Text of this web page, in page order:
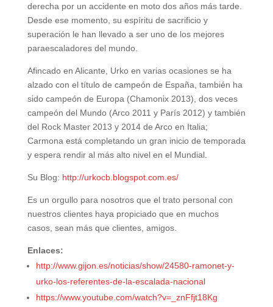
derecha por un accidente en moto dos años más tarde.
Desde ese momento, su espíritu de sacrificio y
superación le han llevado a ser uno de los mejores
paraescaladores del mundo.
Afincado en Alicante, Urko en varias ocasiones se ha
alzado con el título de campeón de España, también ha
sido campeón de Europa (Chamonix 2013), dos veces
campeón del Mundo (Arco 2011 y París 2012) y también
del Rock Master 2013 y 2014 de Arco en Italia;
Carmona está completando un gran inicio de temporada
y espera rendir al más alto nivel en el Mundial.
Su Blog: http://urkocb.blogspot.com.es/
Es un orgullo para nosotros que el trato personal con
nuestros clientes haya propiciado que en muchos
casos, sean más que clientes, amigos.
Enlaces:
http://www.gijon.es/noticias/show/24580-ramonet-y-
urko-los-referentes-de-la-escalada-nacional
https://www.youtube.com/watch?v=_znFfjt18Kg